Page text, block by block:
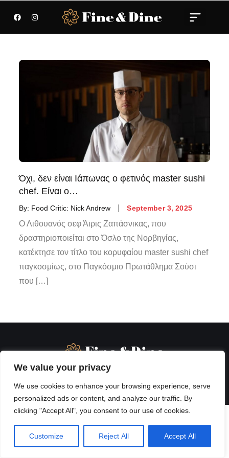
We value your privacy
We use cookies to enhance your browsing experience, serve
personalized ads or content, and analyze our traffic. By
clicking "Accept All", you consent to our use of cookies.
Customize Reject All Accept All
Όχι, δεν είναι Ιάπωνας ο φετινός master sushi
chef. Είναι ο…
By: Food Critic: Nick Andrew September 3, 2025
Ο Λιθουανός σεφ Άιρις Ζαπάσνικας, που
δραστηριοποιείται στο Όσλο της Νορβηγίας,
κατέκτησε τον τίτλο του κορυφαίου master sushi chef
παγκοσμίως, στο Παγκόσμιο Πρωτάθλημα Σούσι
που […]